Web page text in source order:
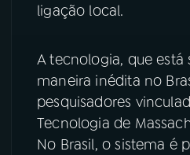
Instagram
TikTok
ligação local.
A tecnologia, que está
maneira inédita no
pesquisadores
Tecnologia de
No Brasil, o sistema é